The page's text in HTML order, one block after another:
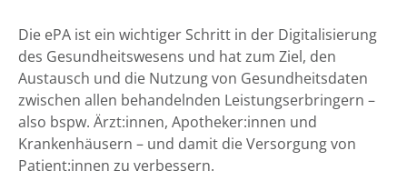
Die ePA ist ein wichtiger Schritt in der Digitalisierung
des Gesundheitswesens und hat zum Ziel, den
Austausch und die Nutzung von Gesundheitsdaten
zwischen allen behandelnden Leistungserbringern –
also bspw. Ärzt:innen, Apotheker:innen und
Krankenhäusern – und damit die Versorgung von
Patient:innen zu verbessern.